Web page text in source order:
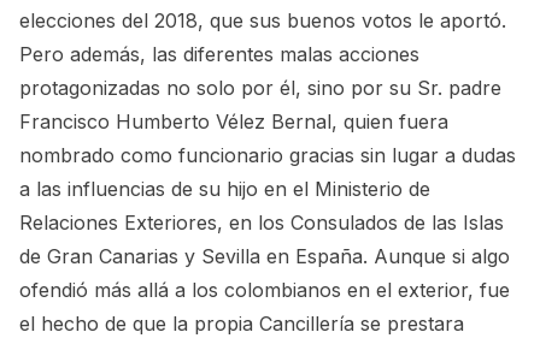
elecciones del 2018, que sus buenos votos le aportó.
Pero además, las diferentes malas acciones
protagonizadas no solo por él, sino por su Sr. padre
Francisco Humberto Vélez Bernal, quien fuera
nombrado como funcionario gracias sin lugar a dudas
a las influencias de su hijo en el Ministerio de
Relaciones Exteriores, en los Consulados de las Islas
de Gran Canarias y Sevilla en España. Aunque si algo
ofendió más allá a los colombianos en el exterior, fue
el hecho de que la propia Cancillería se prestara